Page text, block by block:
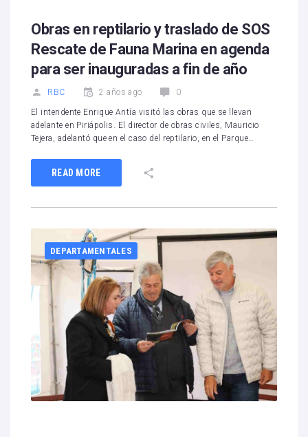
Obras en reptilario y traslado de SOS
Rescate de Fauna Marina en agenda
para ser inauguradas a fin de año
RBC 2 años ago 0
El intendente Enrique Antía visitó las obras que se llevan
adelante en Piriápolis. El director de obras civiles, Mauricio
Tejera, adelantó que en el caso del reptilario, en el Parque…
READ MORE
DEPARTAMENTALES